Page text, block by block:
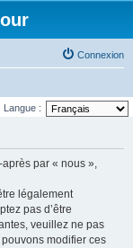
Connexion
Langue :
par « nous »,
légalement
pas d’être
veuillez ne pas
modifier ces